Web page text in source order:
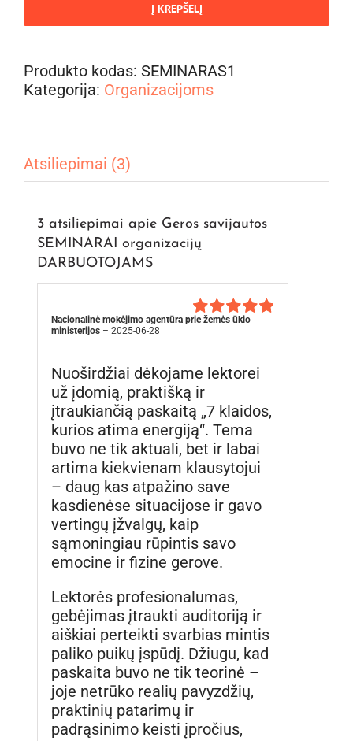
Į KREPŠELĮ
Produkto kodas: SEMINARAS1
Kategorija: Organizacijoms
Atsiliepimai (3)
3 atsiliepimai apie Geros savijautos
SEMINARAI organizacijų
DARBUOTOJAMS
Nacionalinė mokėjimo agentūra prie žemės ūkio
ministerijos – 2025-06-28
Nuoširdžiai dėkojame lektorei
už įdomią, praktišką ir
įtraukiančią paskaitą „7 klaidos,
kurios atima energiją“. Tema
buvo ne tik aktuali, bet ir labai
artima kiekvienam klausytojui
– daug kas atpažino save
kasdienėse situacijose ir gavo
vertingų įžvalgų, kaip
sąmoningiau rūpintis savo
emocine ir fizine gerove.
Lektorės profesionalumas,
gebėjimas įtraukti auditoriją ir
aiškiai perteikti svarbias mintis
paliko puikų įspūdį. Džiugu, kad
paskaita buvo ne tik teorinė –
joje netrūko realių pavyzdžių,
praktinių patarimų ir
padrąsinimo keisti įpročius,